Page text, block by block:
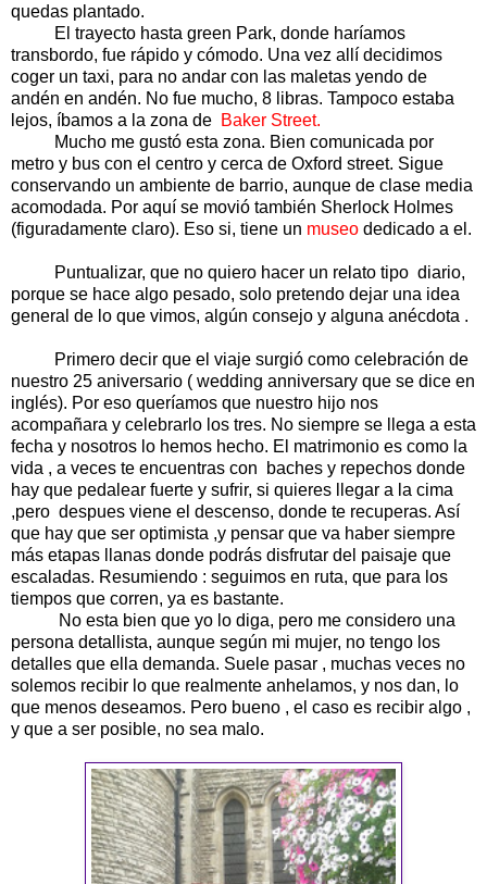
quedas plantado.
El trayecto hasta green Park, donde haríamos
transbordo, fue rápido y cómodo. Una vez allí decidimos
coger un taxi, para no andar con las maletas yendo de
andén en andén. No fue mucho, 8 libras. Tampoco estaba
lejos, íbamos a la zona de Baker Street.
Mucho me gustó esta zona. Bien comunicada por
metro y bus con el centro y cerca de Oxford street. Sigue
conservando un ambiente de barrio, aunque de clase media
acomodada. Por aquí se movió también Sherlock Holmes
(figuradamente claro). Eso si, tiene un museo dedicado a el.
Puntualizar, que no quiero hacer un relato tipo diario,
porque se hace algo pesado, solo pretendo dejar una idea
general de lo que vimos, algún consejo y alguna anécdota .
Primero decir que el viaje surgió como celebración de
nuestro 25 aniversario ( wedding anniversary que se dice en
inglés). Por eso queríamos que nuestro hijo nos
acompañara y celebrarlo los tres. No siempre se llega a esta
fecha y nosotros lo hemos hecho. El matrimonio es como la
vida , a veces te encuentras con baches y repechos donde
hay que pedalear fuerte y sufrir, si quieres llegar a la cima
,pero despues viene el descenso, donde te recuperas. Así
que hay que ser optimista ,y pensar que va haber siempre
más etapas llanas donde podrás disfrutar del paisaje que
escaladas. Resumiendo : seguimos en ruta, que para los
tiempos que corren, ya es bastante.
No esta bien que yo lo diga, pero me considero una
persona detallista, aunque según mi mujer, no tengo los
detalles que ella demanda. Suele pasar , muchas veces no
solemos recibir lo que realmente anhelamos, y nos dan, lo
que menos deseamos. Pero bueno , el caso es recibir algo ,
y que a ser posible, no sea malo.